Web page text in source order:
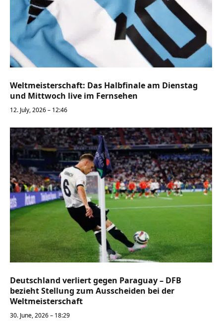
Weltmeisterschaft: Das Halbfinale am Dienstag
und Mittwoch live im Fernsehen
12. July, 2026 – 12:46
Deutschland verliert gegen Paraguay – DFB
bezieht Stellung zum Ausscheiden bei der
Weltmeisterschaft
30. June, 2026 – 18:29